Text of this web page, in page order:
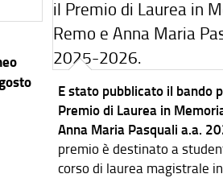
E stato pubblicato il bando
Premio di Laurea in
Anna Maria Pasquali a.a.
premio è destinato a
corso di laurea magistrale